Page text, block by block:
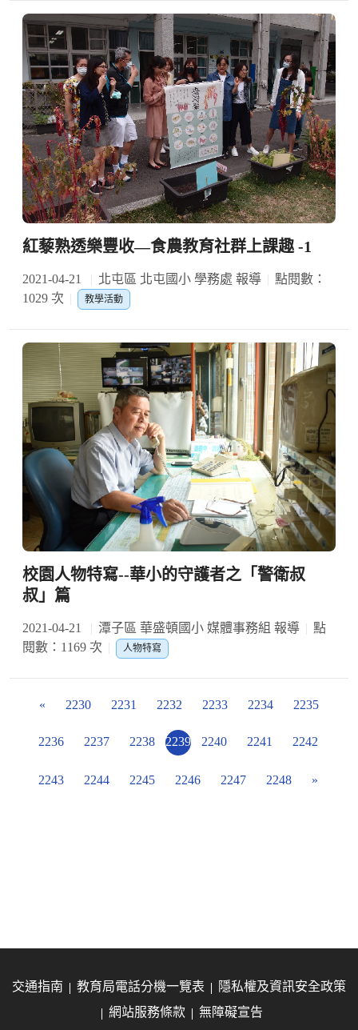
紅藜熟透樂豐收—食農教育社群上課趣 -1
2021-04-21 北屯區 北屯國小 學務處 報導
點閱數：
1029 次
教學活動
校園人物特寫--華小的守護者之「警衛叔
叔」篇
2021-04-21 潭子區 華盛頓國小 媒體事務組 報導
點
閱數：1169 次
人物特寫
« 2230 2231 2232 2233 2234 2235
2236 2237 2238 2239 2240 2241 2242
2243 2244 2245 2246 2247 2248 »
交通指南 教育局電話分機一覽表
隱私權及資訊安全政策
網站服務條款
無障礙宣告